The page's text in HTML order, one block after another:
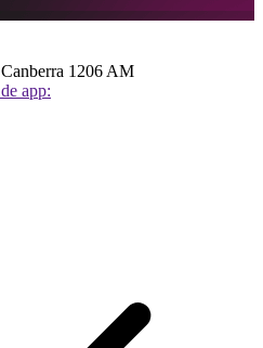
1206 AM
app: